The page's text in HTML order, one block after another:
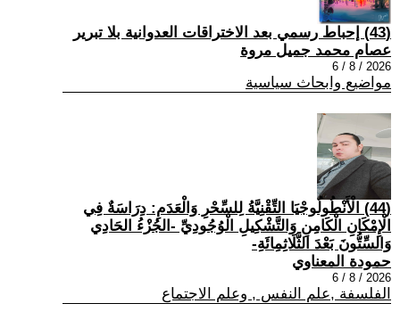
(43) إحباط رسمي بعد الاختراقات العدوانية بلا تبرير
عصام محمد جميل مروة
2026 / 8 / 6
مواضيع وابحاث سياسية
(44) الْأَنْطُولُوجْيَا التِّقْنِيَّةُ لِلسِّحْرِ وَالْعَدَمِ: دِرَاسَةٌ فِي
الْإِمْكَانِ الْكَامِنِ وَالتَّشْكِيلِ الْوُجُودِيِّ -الجُزْءُ الحَادِي
وَالسِّتُّونَ بَعْدَ الثَّلَاثِمِائَةِ-
حمودة المعناوي
2026 / 8 / 6
الفلسفة ,علم النفس , وعلم الاجتماع